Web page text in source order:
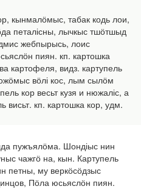
кынмалӧмыс, табак кодь лои,
петалісны, лычкыс тшӧтшыд
жебпырысь, лоис
пиян. кп. картошка
картофеля, видз. картупель
вӧлі кос, лым сылӧм
кор весьт кузя и нюжаліс, а
висьт. кп. картошка кор, удм.
пужъялӧма. Шондіыс нин
чажгӧ на, кын. Картупель
петны, му веркӧсӧдзыс
Пӧла юсьяслӧн пиян.